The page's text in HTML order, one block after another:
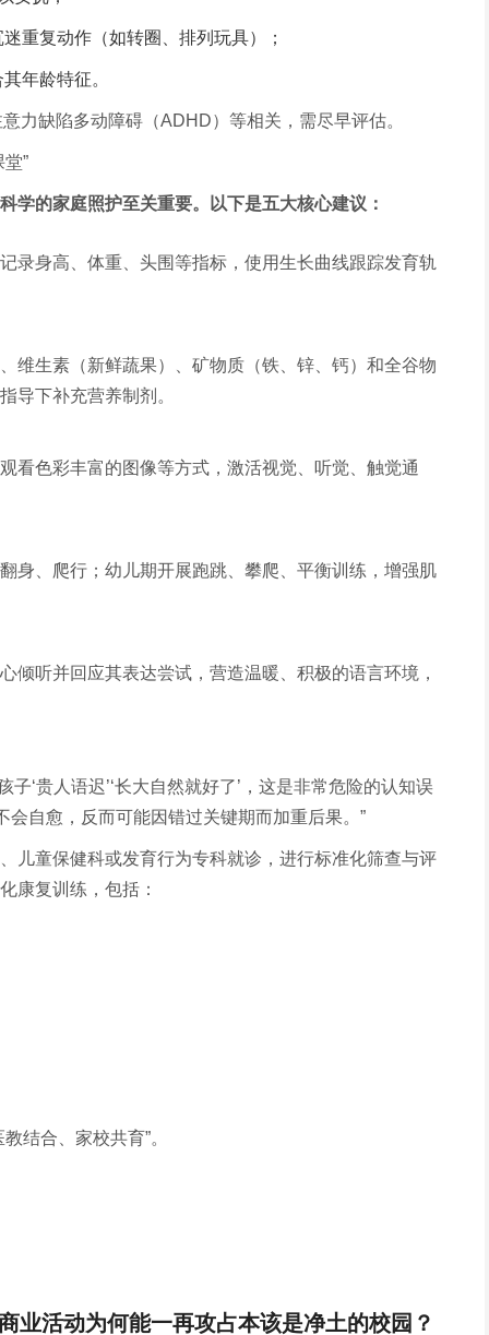
重复动作（如转圈、排列玩具）；
年龄特征。
力缺陷多动障碍（ADHD）等相关，需尽早评估。
”
学的家庭照护至关重要。以下是五大核心建议：
录身高、体重、头围等指标，使用生长曲线跟踪发育轨
维生素（新鲜蔬果）、矿物质（铁、锌、钙）和全谷物
导下补充营养制剂。
看色彩丰富的图像等方式，激活视觉、听觉、触觉通
身、爬行；幼儿期开展跑跳、攀爬、平衡训练，增强肌
倾听并回应其表达尝试，营造温暖、积极的语言环境，
子‘贵人语迟’‘长大自然就好了’，这是非常危险的认知误
会自愈，反而可能因错过关键期而加重后果。”
儿童保健科或发育行为专科就诊，进行标准化筛查与评
康复训练，包括：
结合、家校共育”。
业活动为何能一再攻占本该是净土的校园？